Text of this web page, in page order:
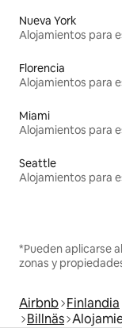
Nueva York
Florencia
Miami
Seattle
*Pueden aplicarse
zonas y
Airbnb Finlandia
Billnäs